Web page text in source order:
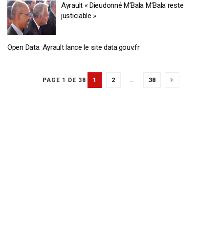
Ayrault « Dieudonné M’Bala M’Bala reste
justiciable »
Open Data. Ayrault lance le site data.gouv.fr
PAGE 1 DE 38 1 2 … 38